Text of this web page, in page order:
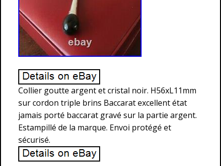
Collier goutte argent et cristal noir. H56xL11mm
sur cordon triple brins Baccarat excellent état
jamais porté baccarat gravé sur la partie argent.
Estampillé de la marque. Envoi protégé et
sécurisé.